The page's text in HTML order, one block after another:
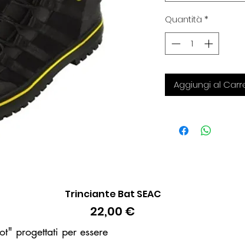
Vista rapida
Trinciante Bat SEAC
Prezzo
22,00 €
progettati per essere
Quantità *
Aggiungi al